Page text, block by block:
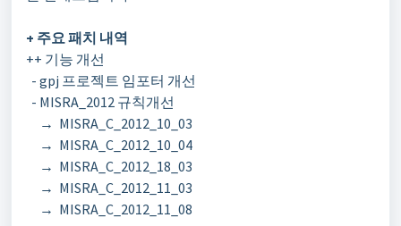
+ 주요 패치 내역
++ 기능 개선
- gpj 프로젝트 임포터 개선
- MISRA_2012 규칙개선
→ MISRA_C_2012_10_03
→ MISRA_C_2012_10_04
→ MISRA_C_2012_18_03
→ MISRA_C_2012_11_03
→ MISRA_C_2012_11_08